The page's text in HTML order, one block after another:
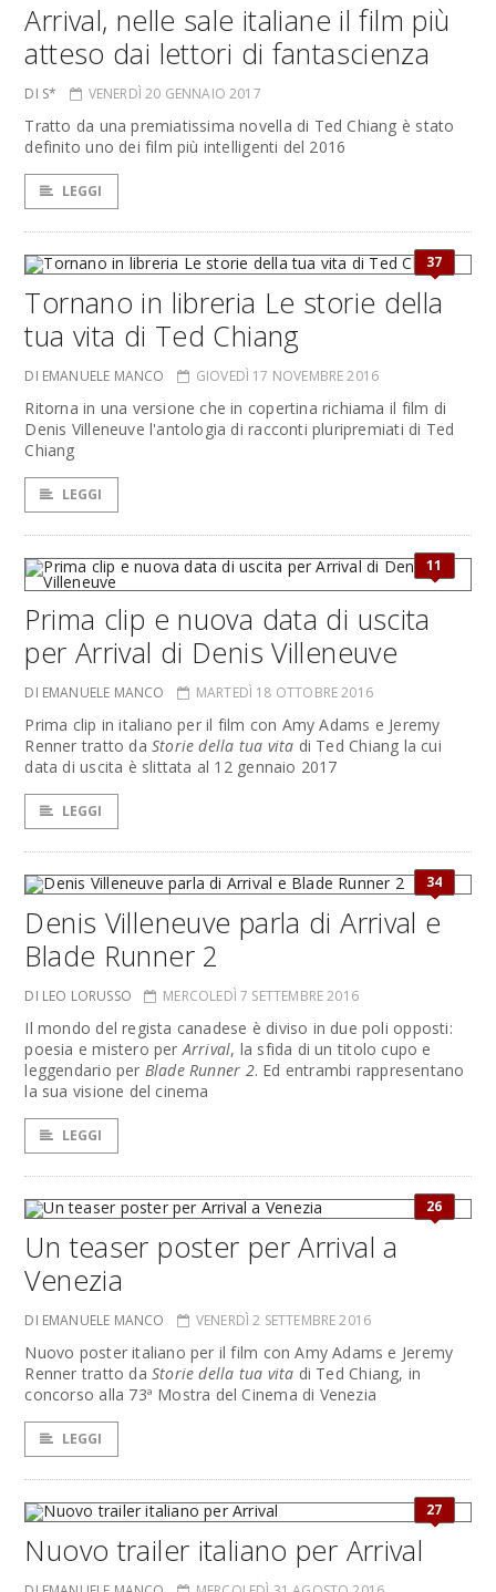
Arrival, nelle sale italiane il film più
atteso dai lettori di fantascienza
DI S* VENERDÌ 20 GENNAIO 2017
Tratto da una premiatissima novella di Ted Chiang è stato
definito uno dei film più intelligenti del 2016
LEGGI
37
Tornano in libreria Le storie della
tua vita di Ted Chiang
DI EMANUELE MANCO GIOVEDÌ 17 NOVEMBRE 2016
Ritorna in una versione che in copertina richiama il film di
Denis Villeneuve l'antologia di racconti pluripremiati di Ted
Chiang
LEGGI
11
Prima clip e nuova data di uscita
per Arrival di Denis Villeneuve
DI EMANUELE MANCO MARTEDÌ 18 OTTOBRE 2016
Prima clip in italiano per il film con Amy Adams e Jeremy
Renner tratto da Storie della tua vita di Ted Chiang la cui
data di uscita è slittata al 12 gennaio 2017
LEGGI
34
Denis Villeneuve parla di Arrival e
Blade Runner 2
DI LEO LORUSSO MERCOLEDÌ 7 SETTEMBRE 2016
Il mondo del regista canadese è diviso in due poli opposti:
poesia e mistero perArrival, la sfida di un titolo cupo e
leggendario per Blade Runner 2. Ed entrambi rappresentano
la sua visione del cinema
LEGGI
26
Un teaser poster per Arrival a
Venezia
DI EMANUELE MANCO VENERDÌ 2 SETTEMBRE 2016
Nuovo poster italiano per il film con Amy Adams e Jeremy
Renner tratto da Storie della tua vita di Ted Chiang, in
concorso alla 73ª Mostra del Cinema di Venezia
LEGGI
27
Nuovo trailer italiano per Arrival